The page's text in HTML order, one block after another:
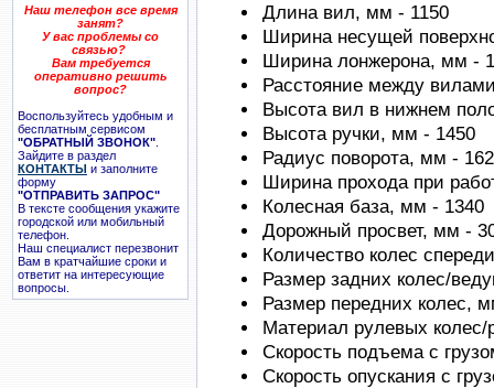
Наш телефон все время
занят?
У вас проблемы со
связью?
Вам требуется
оперативно решить
вопрос?
Воспользуйтесь удобным и
бесплатным сервисом
"ОБРАТНЫЙ ЗВОНОК"
Зайдите в раздел
КОНТАКТЫ и заполните
форму
"ОТПРАВИТЬ ЗАПРОС"
В тексте сообщения укажите
городской или мобильный
телефон.
Наш специалист перезвонит
Вам в кратчайшие сроки и
ответит на интересующие
вопросы.
Длина вил, мм - 1150
Ширина несущей
Ширина лонжерона, мм -
Расстояние между
Высота вил в нижнем
Высота ручки, мм - 1450
Радиус поворота, мм -
Ширина прохода при
Колесная база, мм - 1340
Дорожный просвет, мм -
Количество колес
Размер задних колес/
Размер передних колес,
Материал рулевых колес/
Скорость подъема с
Скорость опускания с